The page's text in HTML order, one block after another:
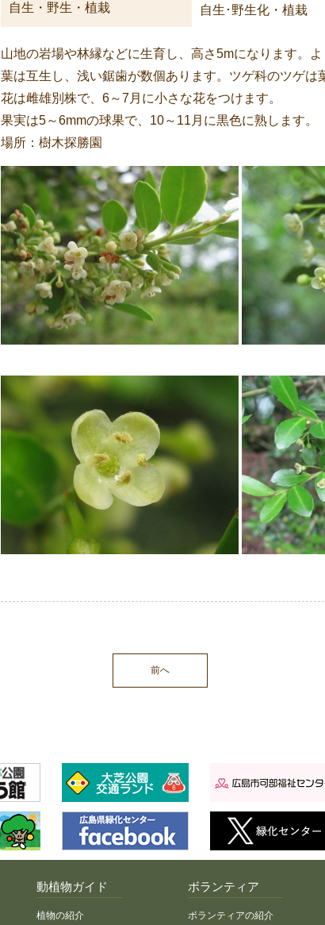
自生・野生・植栽 自生･野生化・植栽
山地の岩場や林縁などに生育し、高さ5mになります。
葉は互生し、浅い鋸歯が数個あります。ツゲ科のツゲは
花は雌雄別株で、6～7月に小さな花をつけます。
果実は5～6mmの球果で、10～11月に黒色に熟します。
場所：樹木探勝園
前へ
動植物ガイド
植物の紹介
ボランティア
ボランティアの紹介